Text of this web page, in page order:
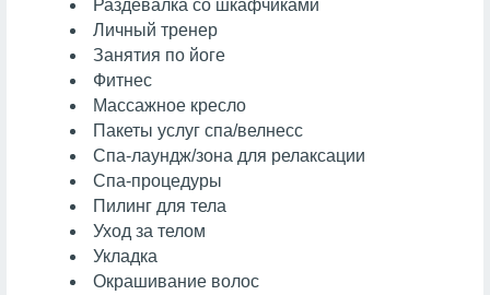
Раздевалка со шкафчиками
Личный тренер
Занятия по йоге
Фитнес
Массажное кресло
Пакеты услуг спа/велнесс
Спа-лаундж/зона для релаксации
Спа-процедуры
Пилинг для тела
Уход за телом
Укладка
Окрашивание волос